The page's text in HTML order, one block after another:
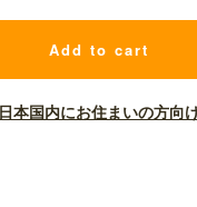
Add to cart
日本国内にお住まいの方向